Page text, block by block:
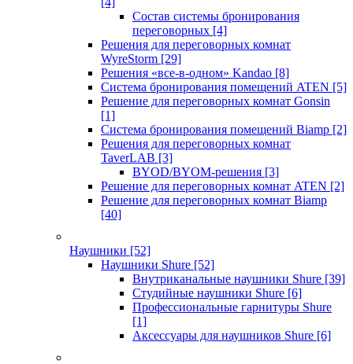
Состав системы бронирования
переговорных [4]
Решения для переговорных комнат
WyreStorm [29]
Решения «все-в-одном» Kandao [8]
Система бронирования помещений ATEN [5]
Решение для переговорных комнат Gonsin
[1]
Система бронирования помещений Biamp [2]
Решения для переговорных комнат
TaverLAB [3]
BYOD/BYOM-решения [3]
Решение для переговорных комнат ATEN [2]
Решение для переговорных комнат Biamp
[40]
Наушники [52]
Наушники Shure [52]
Внутриканальные наушники Shure [39]
Студийные наушники Shure [6]
Профессиональные гарнитуры Shure
[1]
Аксессуары для наушников Shure [6]